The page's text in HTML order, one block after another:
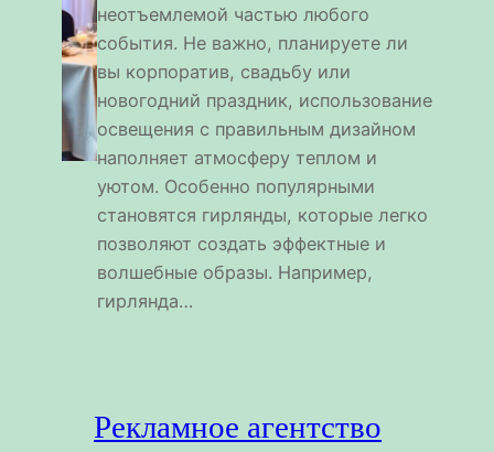
неотъемлемой частью любого
события. Не важно, планируете ли
вы корпоратив, свадьбу или
новогодний праздник, использование
освещения с правильным дизайном
наполняет атмосферу теплом и
уютом. Особенно популярными
становятся гирлянды, которые легко
позволяют создать эффектные и
волшебные образы. Например,
гирлянда…
Рекламное агентство